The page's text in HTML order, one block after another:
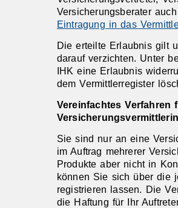
Versicherungsberater
Eintragung in das
Die erteilte Erlaubnis gilt
darauf verzichten. Unter
IHK eine Erlaubnis
dem Vermittlerregister
Vereinfachtes Verfahren
Versich
Sie sind nur an eine
im Auftrag mehrerer
Produkte aber nicht in
können Sie sich über die
registrieren lassen. Die
die Haftung für Ihr